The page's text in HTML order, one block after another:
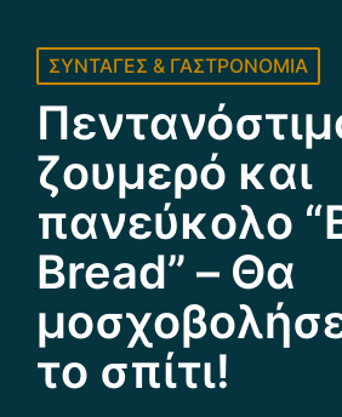
Posted
ΣΥΝΤΑΓΕΣ & ΓΑΣΤΡΟΝΟΜΙΑ
ζουμερό και
πανεύκολο
Bread” – Θα
το σπίτι!